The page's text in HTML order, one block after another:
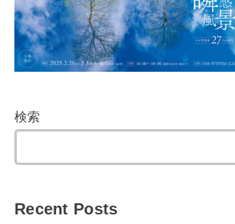
検索
Recent Posts